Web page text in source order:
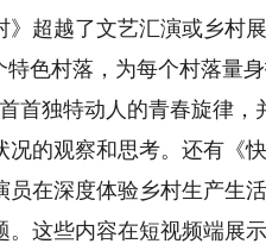
》超越了文艺汇演或乡村
特色村落，为每个村落量
首独特动人的青春旋律
况的观察和思考。还有《
员在深度体验乡村生产生
。这些内容在短视频端展